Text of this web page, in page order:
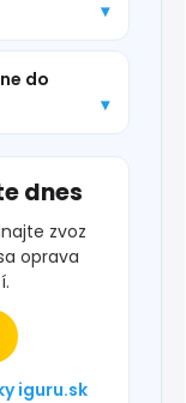
do
dnes
zvoz
oprava
iguru.sk